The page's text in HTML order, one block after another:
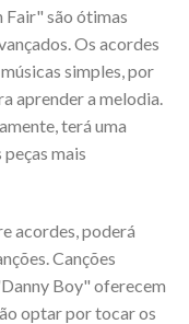
Fair" são ótimas
Os acordes
simples, por
aprender a melodia.
terá uma
mais
acordes, poderá
Canções
Boy" oferecem
optar por tocar os